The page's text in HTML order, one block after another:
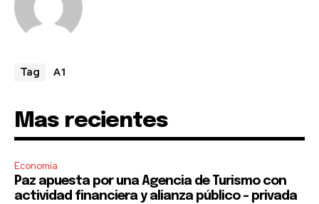
Tag A1
Mas recientes
Economía
Paz apuesta por una Agencia de Turismo con
actividad financiera y alianza público – privada